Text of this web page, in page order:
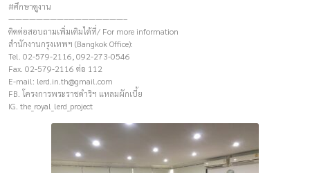
#ศึกษาดูงาน
————————–————————–
ติดต่อสอบถามเพิ่มเติมได้ที่/ For more information
สำนักงานกรุงเทพฯ (Bangkok Office):
Tel. 02-579-2116, 092-273-0546
Fax. 02-579-2116 ต่อ 112
E-mail: lerd.in.th@gmail.com
FB. โครงการพระราชดำริฯ แหลมผักเบี้ย
IG. the_royal_lerd_project